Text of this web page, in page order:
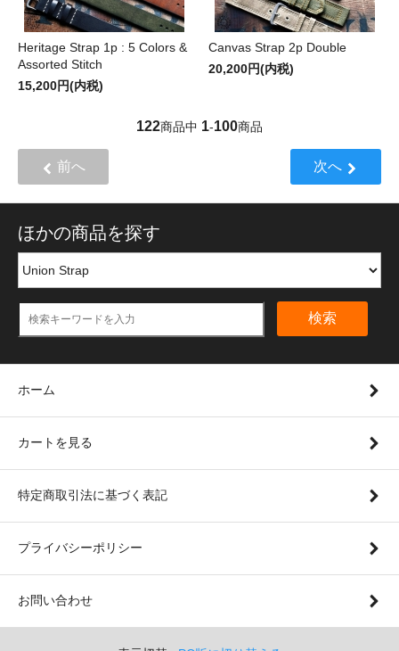
Heritage Strap 1p : 5 Colors &
Assorted Stitch
15,200円(内税)
Canvas Strap 2p Double
20,200円(内税)
122商品中 1-100商品
前へ 次へ
ほかの商品を探す
検索
ホーム
カートを見る
特定商取引法に基づく表記
プライバシーポリシー
お問い合わせ